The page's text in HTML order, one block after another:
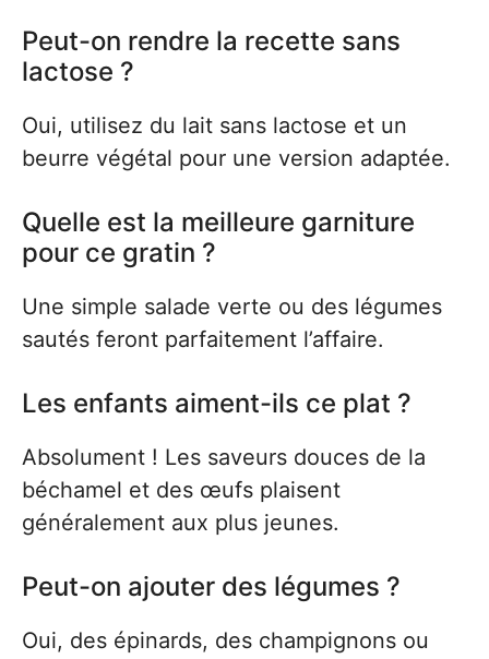
Peut-on rendre la recette sans
lactose ?
Oui, utilisez du lait sans lactose et un
beurre végétal pour une version adaptée.
Quelle est la meilleure garniture
pour ce gratin ?
Une simple salade verte ou des légumes
sautés feront parfaitement l’affaire.
Les enfants aiment-ils ce plat ?
Absolument ! Les saveurs douces de la
béchamel et des œufs plaisent
généralement aux plus jeunes.
Peut-on ajouter des légumes ?
Oui, des épinards, des champignons ou